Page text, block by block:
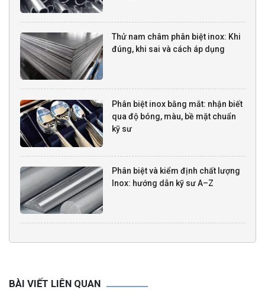
Thử nam châm phân biệt inox: Khi
đúng, khi sai và cách áp dụng
Phân biệt inox bằng mắt: nhận biết
qua độ bóng, màu, bề mặt chuẩn
kỹ sư
Phân biệt và kiểm định chất lượng
Inox: hướng dẫn kỹ sư A–Z
BÀI VIẾT LIÊN QUAN